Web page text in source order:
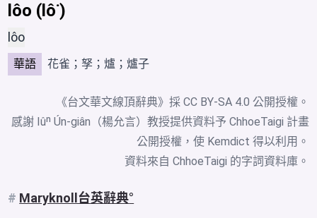
lôo (lô͘)
lôo
華語 花雀；孥；爐；爐子
《台文華文線頂辭典》採 CC BY-SA 4.0 公開授權。
感謝 Iûⁿ Ún-giân（楊允言）教授提供資料予 ChhoeTaigi 計畫
公開授權，使 Kemdict 得以利用。
資料來自 ChhoeTaigi 的字詞資料庫。
# Maryknoll台英辭典